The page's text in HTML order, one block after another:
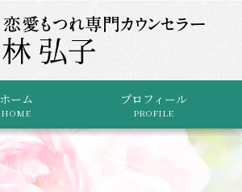
ホーム
HOME
プロフィール
PROFILE